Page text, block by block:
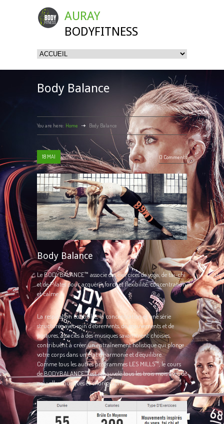
AURAY
BODYFITNESS
Body Balance
You are here: Home Body Balance
18 MAI 0 Comments
Body Balance
Le BODYBALANCE™ associe des exercices de yoga, de tai-chi
et de Pilates pour acquérir force et flexibilité, concentration
et calme.
La respiration contrôlée, la concentration et une série
structurée avec soin d’étirements, de mouvements et de
postures, associés à des musiques savamment choisies,
contribuent à créer un entraînement holistique qui plonge
votre corps dans un état d’harmonie et d’équilibre.
Comme tous les autres programmes LES MILLS™, le cours
de BODYBALANCE™ est renouvelé tous les trois mois avec de
nouvelles musiques et chorégraphies.